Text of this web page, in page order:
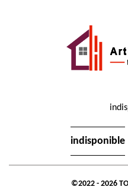
indisponible
©2022 - 2026